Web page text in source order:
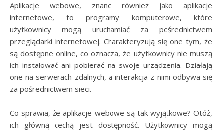
Aplikacje webowe, znane również jako aplikacje
internetowe, to programy komputerowe, które
użytkownicy mogą uruchamiać za pośrednictwem
przeglądarki internetowej. Charakteryzują się one tym, że
są dostępne online, co oznacza, że użytkownicy nie muszą
ich instalować ani pobierać na swoje urządzenia. Działają
one na serwerach zdalnych, a interakcja z nimi odbywa się
za pośrednictwem sieci.
Co sprawia, że aplikacje webowe są tak wyjątkowe? Otóż,
ich główną cechą jest dostępność. Użytkownicy mogą